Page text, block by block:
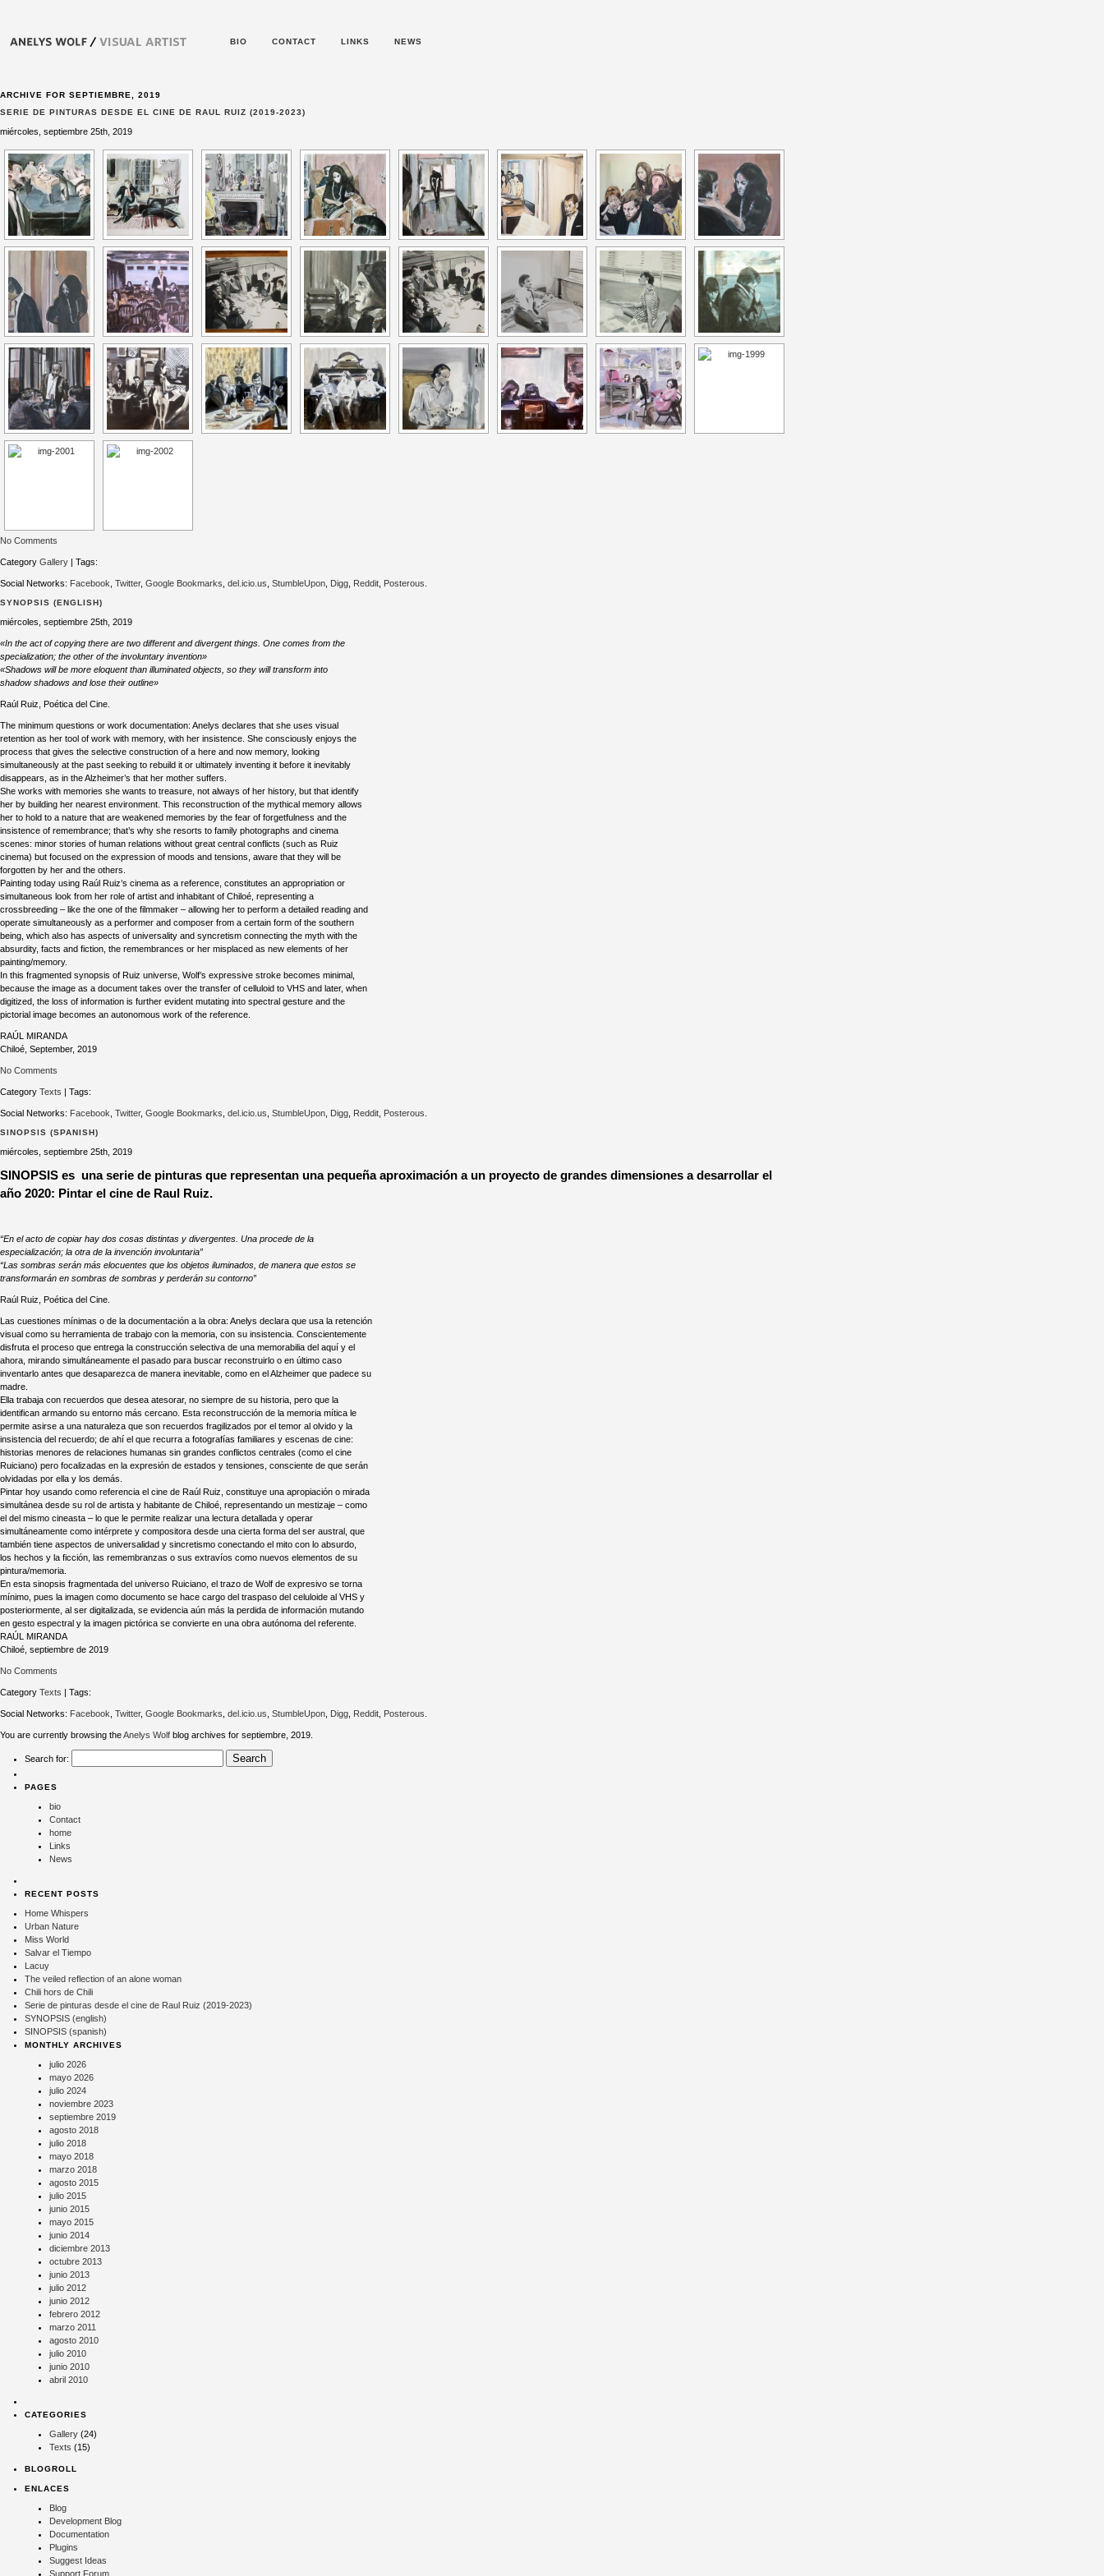
BIO CONTACT LINKS NEWS
ARCHIVE FOR SEPTIEMBRE, 2019
SERIE DE PINTURAS DESDE EL CINE DE RAUL RUIZ (2019-2023)
miércoles, septiembre 25th, 2019
No Comments
Category Gallery | Tags:
Social Networks: Facebook Twitter, Google Bookmarks del.icio.us StumbleUpon Digg Reddit Posterous
SYNOPSIS (ENGLISH)
miércoles, septiembre 25th, 2019
«In the act of copying there are two different and divergent things. One comes from the
specialization; the other of the involuntary invention»
«Shadows will be more eloquent than illuminated objects, so they will transform into
shadow shadows and lose their outline»
Raúl Ruiz, Poética del Cine.
The minimum questions or work documentation: Anelys declares that she uses visual
retention as her tool of work with memory, with her insistence. She consciously enjoys the
process that gives the selective construction of a here and now memory, looking
simultaneously at the past seeking to rebuild it or ultimately inventing it before it inevitably
disappears, as in the Alzheimer’s that her mother suffers.
She works with memories she wants to treasure, not always of her history, but that identify
her by building her nearest environment. This reconstruction of the mythical memory allows
her to hold to a nature that are weakened memories by the fear of forgetfulness and the
insistence of remembrance; that’s why she resorts to family photographs and cinema
scenes: minor stories of human relations without great central conflicts (such as Ruiz
cinema) but focused on the expression of moods and tensions, aware that they will be
forgotten by her and the others.
Painting today using Raúl Ruiz’s cinema as a reference, constitutes an appropriation or
simultaneous look from her role of artist and inhabitant of Chiloé, representing a
crossbreeding – like the one of the filmmaker – allowing her to perform a detailed reading and
operate simultaneously as a performer and composer from a certain form of the southern
being, which also has aspects of universality and syncretism connecting the myth with the
absurdity, facts and fiction, the remembrances or her misplaced as new elements of her
painting/memory.
In this fragmented synopsis of Ruiz universe, Wolf’s expressive stroke becomes minimal,
because the image as a document takes over the transfer of celluloid to VHS and later, when
digitized, the loss of information is further evident mutating into spectral gesture and the
pictorial image becomes an autonomous work of the reference.
RAÚL MIRANDA
Chiloé, September, 2019
No Comments
Category Texts | Tags:
Social Networks: Facebook Twitter, Google Bookmarks del.icio.us StumbleUpon Digg Reddit Posterous
SINOPSIS (SPANISH)
miércoles, septiembre 25th, 2019
SINOPSIS es una serie de pinturas que representan una pequeña aproximación a un proyecto de grandes dimensiones a desarrollar el
año 2020: Pintar el cine de Raul Ruiz.
“En el acto de copiar hay dos cosas distintas y divergentes. Una procede de la
especialización; la otra de la invención involuntaria”
“Las sombras serán más elocuentes que los objetos iluminados, de manera que estos se
transformarán en sombras de sombras y perderán su contorno”
Raúl Ruiz, Poética del Cine.
Las cuestiones mínimas o de la documentación a la obra: Anelys declara que usa la retención
visual como su herramienta de trabajo con la memoria, con su insistencia. Conscientemente
disfruta el proceso que entrega la construcción selectiva de una memorabilia del aquí y el
ahora, mirando simultáneamente el pasado para buscar reconstruirlo o en último caso
inventarlo antes que desaparezca de manera inevitable, como en el Alzheimer que padece su
madre.
Ella trabaja con recuerdos que desea atesorar, no siempre de su historia, pero que la
identifican armando su entorno más cercano. Esta reconstrucción de la memoria mítica le
permite asirse a una naturaleza que son recuerdos fragilizados por el temor al olvido y la
insistencia del recuerdo; de ahí el que recurra a fotografías familiares y escenas de cine:
historias menores de relaciones humanas sin grandes conflictos centrales (como el cine
Ruiciano) pero focalizadas en la expresión de estados y tensiones, consciente de que serán
olvidadas por ella y los demás.
Pintar hoy usando como referencia el cine de Raúl Ruiz, constituye una apropiación o mirada
simultánea desde su rol de artista y habitante de Chiloé, representando un mestizaje – como
el del mismo cineasta – lo que le permite realizar una lectura detallada y operar
simultáneamente como intérprete y compositora desde una cierta forma del ser austral, que
también tiene aspectos de universalidad y sincretismo conectando el mito con lo absurdo,
los hechos y la ficción, las remembranzas o sus extravíos como nuevos elementos de su
pintura/memoria.
En esta sinopsis fragmentada del universo Ruiciano, el trazo de Wolf de expresivo se torna
mínimo, pues la imagen como documento se hace cargo del traspaso del celuloide al VHS y
posteriormente, al ser digitalizada, se evidencia aún más la perdida de información mutando
en gesto espectral y la imagen pictórica se convierte en una obra autónoma del referente.
RAÚL MIRANDA
Chiloé, septiembre de 2019
No Comments
Category Texts | Tags:
Social Networks: Facebook Twitter, Google Bookmarks del.icio.us StumbleUpon Digg Reddit Posterous
You are currently browsing theAnelys Wolf blog archives for septiembre, 2019.
Search for:
PAGES
bio
Contact
home
Links
News
RECENT POSTS
Home Whispers
Urban Nature
Miss World
Salvar el Tiempo
Lacuy
The veiled reflection of an alone woman
Chili hors de Chili
Serie de pinturas desde el cine de Raul Ruiz (2019-2023)
SYNOPSIS (english)
SINOPSIS (spanish)
MONTHLY ARCHIVES
julio 2026
mayo 2026
julio 2024
noviembre 2023
septiembre 2019
agosto 2018
julio 2018
mayo 2018
marzo 2018
agosto 2015
julio 2015
junio 2015
mayo 2015
junio 2014
diciembre 2013
octubre 2013
junio 2013
julio 2012
junio 2012
febrero 2012
marzo 2011
agosto 2010
julio 2010
junio 2010
abril 2010
CATEGORIES
Gallery (24)
Texts (15)
BLOGROLL
ENLACES
Blog
Development Blog
Documentation
Plugins
Suggest Ideas
Support Forum